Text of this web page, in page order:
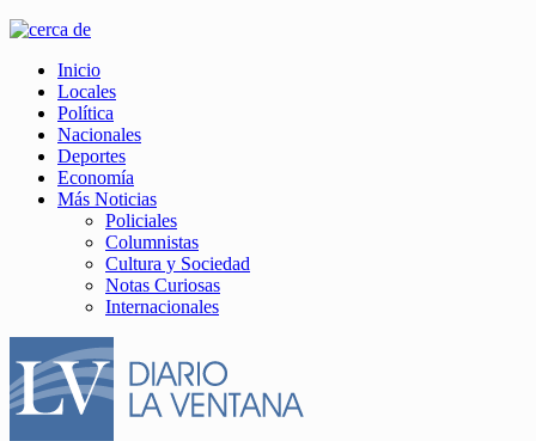
Inicio
Locales
Política
Nacionales
Deportes
Economía
Más Noticias
Policiales
Columnistas
Cultura y Sociedad
Notas Curiosas
Internacionales